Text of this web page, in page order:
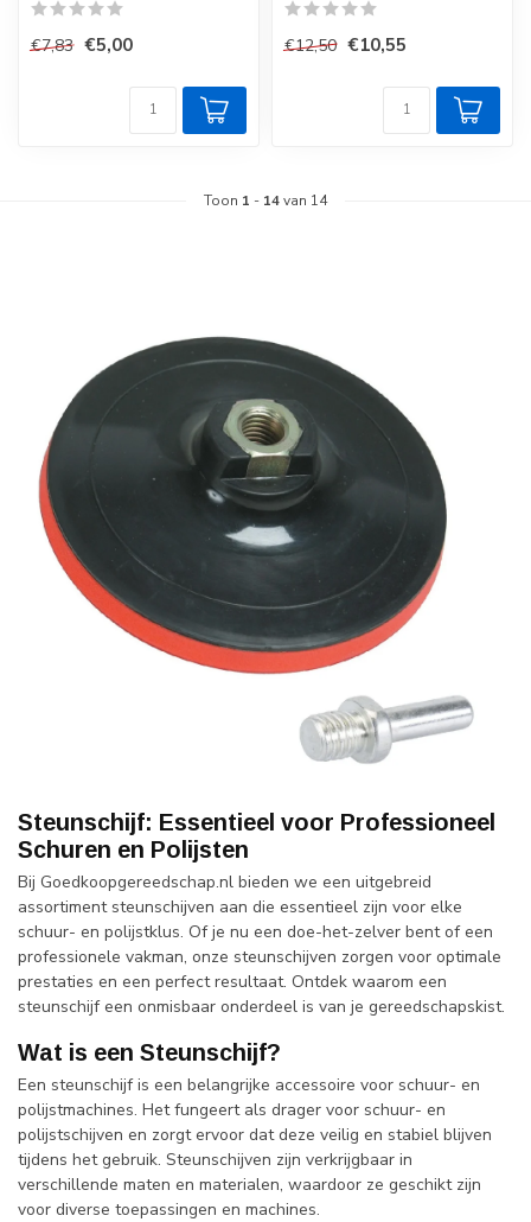
€7,83 €5,00 €12,50 €10,55
Toon 1 - 14van 14
Steunschijf: Essentieel voor Professioneel
Schuren en Polijsten
Bij Goedkoopgereedschap.nl bieden we een uitgebreid
assortiment steunschijven aan die essentieel zijn voor elke
schuur- en polijstklus. Of je nu een doe-het-zelver bent of een
professionele vakman, onze steunschijven zorgen voor optimale
prestaties en een perfect resultaat. Ontdek waarom een
steunschijf een onmisbaar onderdeel is van je gereedschapskist.
Wat is een Steunschijf?
Een steunschijf is een belangrijke accessoire voor schuur- en
polijstmachines. Het fungeert als drager voor schuur- en
polijstschijven en zorgt ervoor dat deze veilig en stabiel blijven
tijdens het gebruik. Steunschijven zijn verkrijgbaar in
verschillende maten en materialen, waardoor ze geschikt zijn
voor diverse toepassingen en machines.